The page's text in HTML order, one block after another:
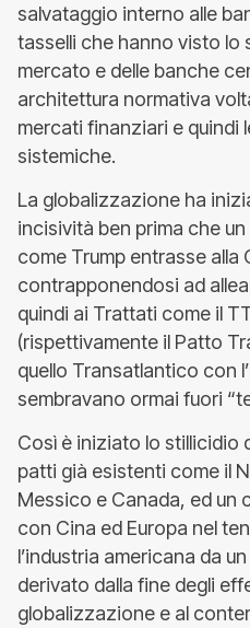
salvataggio interno alle
tasselli che hanno visto lo
mercato e delle banche
architettura normativa
mercati finanziari e quindi
sistemiche.
La globalizzazione ha
incisività ben prima che
come Trump entrasse alla
contrapponendosi ad
quindi ai Trattati come il
(rispettivamente il Patto
quello Transatlantico con
sembravano ormai fuori
Così è iniziato lo stillicidio
patti già esistenti come il
Messico e Canada, ed un
con Cina ed Europa nel
l’industria americana da
derivato dalla fine degli
globalizzazione e al